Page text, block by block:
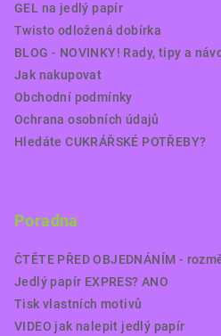
GEL na jedlý papír
Twisto odložená dobírka
BLOG - NOVINKY! Rady, tipy a
Jak nakupovat
Obchodní podmínky
Ochrana osobních údajů
Hledáte CUKRÁŘSKÉ POTŘEBY?
Poradna
ČTĚTE PŘED OBJEDNÁNÍM -
Jedlý papír EXPRES? ANO
Tisk vlastních motivů
VIDEO jak nalepit jedlý papír